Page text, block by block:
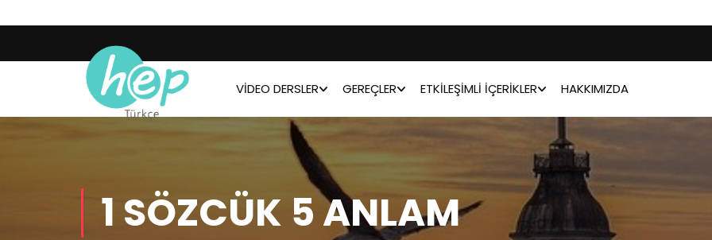
VIDEO DERSLER GEREÇLER ETKILEŞIMLI İÇERIKLER HAKKIMIZDA
1 SÖZCÜK 5 ANLAM